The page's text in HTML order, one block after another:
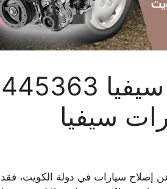
سيفيا
إصلاح سيارات في دولة الكويت،